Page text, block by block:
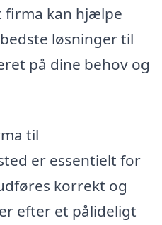
firma kan hjælpe
løsninger til
på dine behov og
til
er essentielt for
korrekt og
efter et pålideligt